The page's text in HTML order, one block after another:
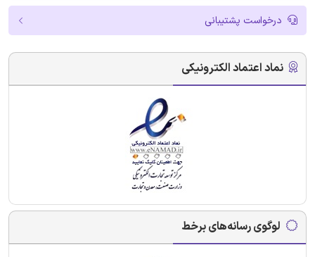
درخواست پشتیبانی
نماد اعتماد الکترونیکی
لوگوی رسانه‌های برخط